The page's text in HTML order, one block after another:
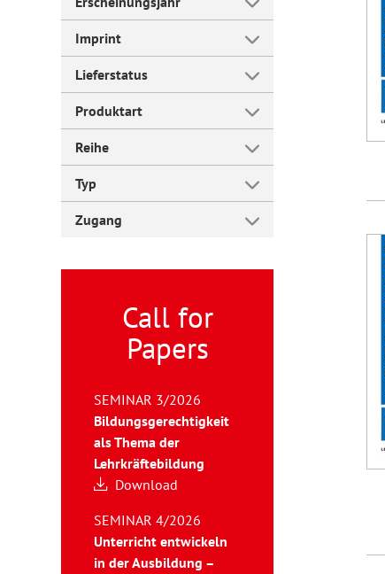
Forum Arbeitslehre
Imprint
Lieferstatus
Produktart
Reihe
Typ
Zugang
Call for
Papers
SEMINAR 3/2026
Bildungsgerechtigkeit
als Thema der
Lehrkräftebildung
Download
SEMINAR 4/2026
Unterricht entwickeln
in der Ausbildung –